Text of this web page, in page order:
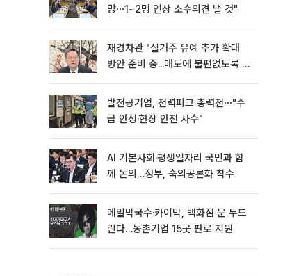
망⋯1~2명 인상 소수의견 낼 것"
재경차관 "실거주 유예 추가 확대
방안 준비 중...매도에 불편없도록 노
발전공기업, 전력피크 총력전⋯"수
급 안정·현장 안전 사수"
AI 기본사회·평생일자리 국민과 함
께 논의…정부, 숙의공론화 착수
메밀막국수·카이막, 백화점 문 두드
린다…농촌기업 15곳 판로 지원